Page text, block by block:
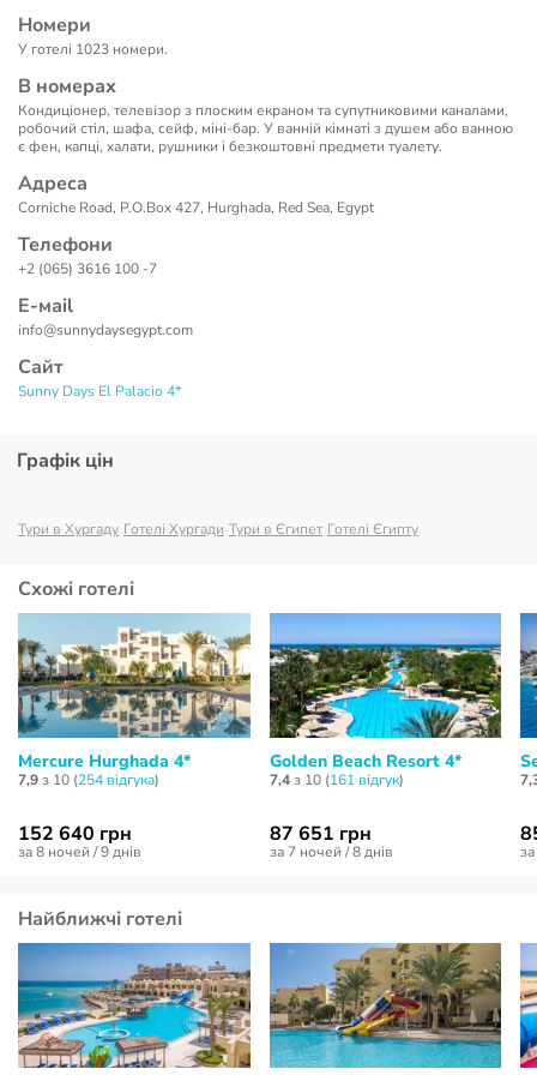
Номери
У готелі 1023 номери.
В номерах
Кондиціонер, телевізор з плоским екраном та супутниковими каналами,
робочий стіл, шафа, сейф, міні-бар. У ванній кімнаті з душем або ванною
є фен, капці, халати, рушники і безкоштовні предмети туалету.
Адреса
Corniche Road, P.O.Box 427, Hurghada, Red Sea, Egypt
Телефони
+2 (065) 3616 100 -7
Е-маil
info@sunnydaysegypt.com
Сайт
Sunny Days El Palacio 4*
Графік цін
Тури в Хургаду Готелі Хургади Тури в Єгипет Готелі Єгипту
Схожі готелі
Mercure Hurghada 4*
7,9з 10 (254 відгукa)
152 640 грн
за 8 ночей / 9 днів
Golden Beach Resort 4*
7,4з 10 (161 відгук)
87 651 грн
за 7 ночей / 8 днів
Найближчі готелі